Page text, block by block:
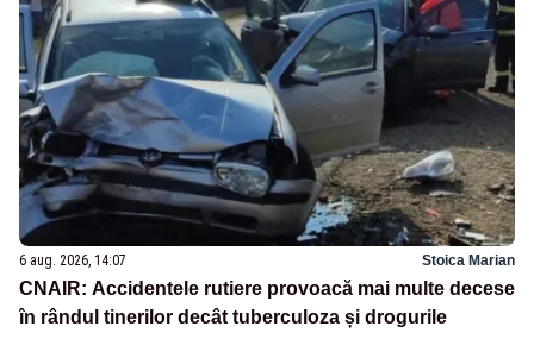
6 aug. 2026, 14:07 Stoica Marian
CNAIR: Accidentele rutiere provoacă mai multe decese
în rândul tinerilor decât tuberculoza și drogurile